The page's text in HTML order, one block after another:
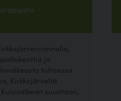
ja
tultaessa
Kirkkojärveltä
suuntaan,